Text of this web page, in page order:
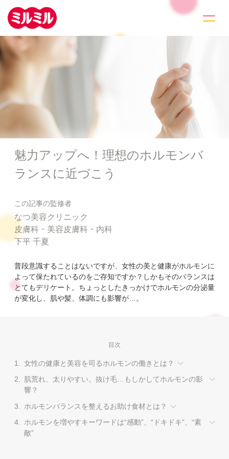
魅力アップへ！理想のホルモンバ
ランスに近づこう
この記事の監修者
なつ美容クリニック
皮膚科・美容皮膚科・内科
下平 千夏
普段意識することはないですが、女性の美と健康がホルモンに
よって保たれているのをご存知ですか？しかもそのバランスは
とてもデリケート。ちょっとしたきっかけでホルモンの分泌量
が変化し、肌や髪、体調にも影響が…。
目次
1.
女性の健康と美容を司るホルモンの働きとは？
2.
肌荒れ、太りやすい、抜け毛…もしかしてホルモンの影
響？
3.
ホルモンバランスを整えるお助け食材とは？
4.
ホルモンを増やすキーワードは“感動”、“ドキドキ”、“素
敵”